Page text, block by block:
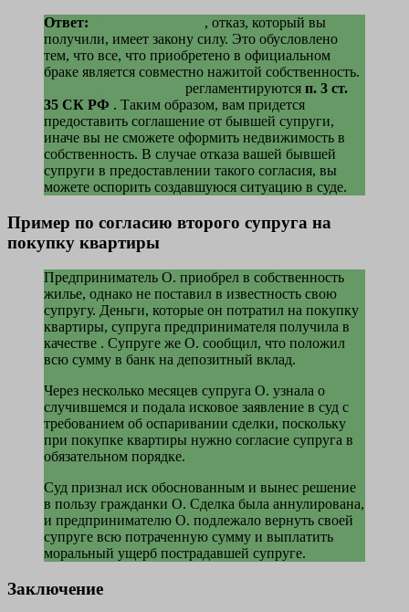
Ответ:
, отказ, который вы
получили, имеет закону силу. Это обусловлено
тем, что все, что приобретено в официальном
браке является совместно нажитой собственность.
регламентируются п. 3 ст.
35 СК РФ . Таким образом, вам придется
предоставить соглашение от бывшей супруги,
иначе вы не сможете оформить недвижимость в
собственность. В случае отказа вашей бывшей
супруги в предоставлении такого согласия, вы
можете оспорить создавшуюся ситуацию в суде.
Пример по согласию второго супруга на
покупку квартиры
Предприниматель О. приобрел в собственность
жилье, однако не поставил в известность свою
супругу. Деньги, которые он потратил на покупку
квартиры, супруга предпринимателя получила в
качестве . Супруге же О. сообщил, что положил
всю сумму в банк на депозитный вклад.
Через несколько месяцев супруга О. узнала о
случившемся и подала исковое заявление в суд с
требованием об оспаривании сделки, поскольку
при покупке квартиры нужно согласие супруга в
обязательном порядке.
Суд признал иск обоснованным и вынес решение
в пользу гражданки О. Сделка была аннулирована,
и предпринимателю О. подлежало вернуть своей
супруге всю потраченную сумму и выплатить
моральный ущерб пострадавшей супруге.
Заключение